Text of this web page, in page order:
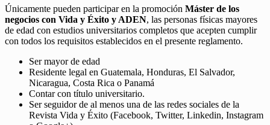
Únicamente pueden participar en la promoción Máster de los
negocios con Vida y Éxito y ADEN, las personas físicas mayores
de edad con estudios universitarios completos que acepten cumplir
con todos los requisitos establecidos en el presente reglamento.
Ser mayor de edad
Residente legal en Guatemala, Honduras, El Salvador,
Nicaragua, Costa Rica o Panamá
Contar con título universitario.
Ser seguidor de al menos una de las redes sociales de la
Revista Vida y Éxito (Facebook, Twitter, Linkedin, Instagram